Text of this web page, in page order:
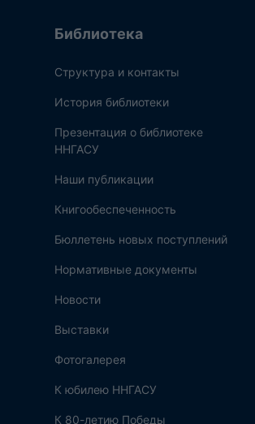
Библиотека
Структура и контакты
История библиотеки
Презентация о библиотеке
ННГАСУ
Наши публикации
Книгообеспеченность
Бюллетень новых поступлений
Нормативные документы
Новости
Выставки
Фотогалерея
К юбилею ННГАСУ
К 80-летию Победы